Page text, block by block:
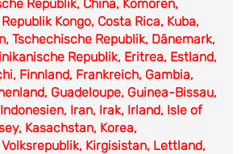
Republik, China, Komoren,
Kongo, Costa Rica, Kuba,
Tschechische Republik, Dänemark,
Republik, Eritrea, Estland,
Finnland, Frankreich, Gambia,
Guadeloupe, Guinea-Bissau,
Iran, Irak, Irland, Isle of
Kasachstan, Korea,
Kirgisistan, Lettland,